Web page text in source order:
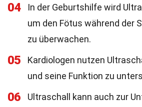
04
In der Geburtshilfe wird
um den Fötus während der
zu überwachen.
05
Kardiologen nutzen
und seine Funktion zu
06
Ultraschall kann auch zur